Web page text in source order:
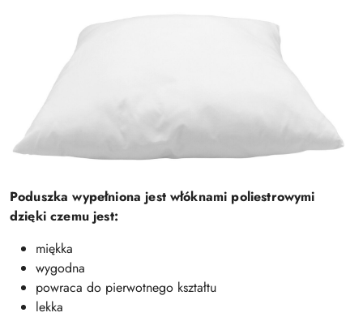
Poduszka wypełniona jest włóknami poliestrowymi
dzięki czemu jest:
miękka
wygodna
powraca do pierwotnego kształtu
lekka